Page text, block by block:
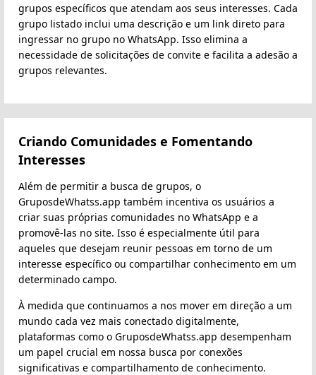
grupos específicos que atendam aos seus interesses. Cada
grupo listado inclui uma descrição e um link direto para
ingressar no grupo no WhatsApp. Isso elimina a
necessidade de solicitações de convite e facilita a adesão a
grupos relevantes.
Criando Comunidades e Fomentando
Interesses
Além de permitir a busca de grupos, o
GruposdeWhatss.app também incentiva os usuários a
criar suas próprias comunidades no WhatsApp e a
promovê-las no site. Isso é especialmente útil para
aqueles que desejam reunir pessoas em torno de um
interesse específico ou compartilhar conhecimento em um
determinado campo.
À medida que continuamos a nos mover em direção a um
mundo cada vez mais conectado digitalmente,
plataformas como o GruposdeWhatss.app desempenham
um papel crucial em nossa busca por conexões
significativas e compartilhamento de conhecimento.